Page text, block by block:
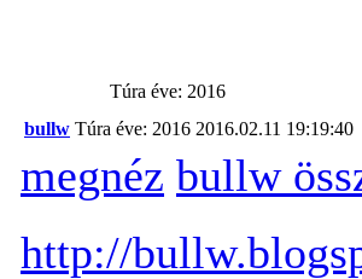
Túra éve: 2016
bullw Túra éve: 2016 2016.02.11 19:19:40
megnéz bullw
http://